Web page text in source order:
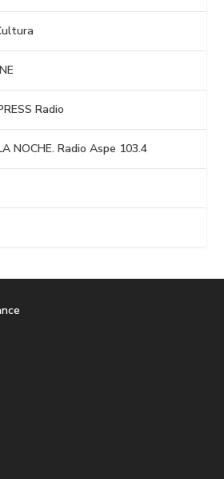
Radio
NOCHE. Radio Aspe 103.4